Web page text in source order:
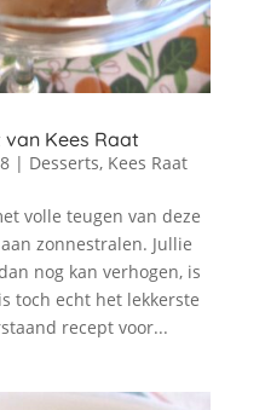
Kees Raat
| Desserts, Kees Raat
volle teugen van deze
zonnestralen. Jullie
nog kan verhogen, is
toch echt het lekkerste
recept voor...